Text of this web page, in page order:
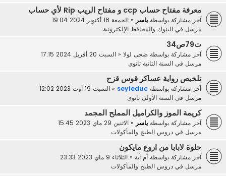
معرفة مفتاح حساب ccp و مفتاح الريب Rip لأي حساب
آخر مشاركة بواسطة ياسر« الجمعة 18 أكتوبر 2024 19:04
مرسل في البنوك والمحافظ الإلكترونية
ت79ص34
آخر مشاركة بواسطة ضحى لولا« السبت 20 أفريل 2024 17:15
مرسل في السنة الثانية ثانوي
تلخيص رواية عساكر قوس قزح
آخر مشاركة بواسطة seyfeduc
« السبت 19 أوت 2023 12:02
مرسل في السنة الأولى ثانوي
كريمة الموز والكراميل المملح المجمد
آخر مشاركة بواسطة ياسر« الاثنين 29 ماي 2023 15:45
مرسل في دروس الطبخ والمأكولات
حلوة لابابا من اروع مايكون
آخر مشاركة بواسطة أم آية« الثلاثاء 9 ماي 2023 23:33
مرسل في دروس الطبخ والمأكولات